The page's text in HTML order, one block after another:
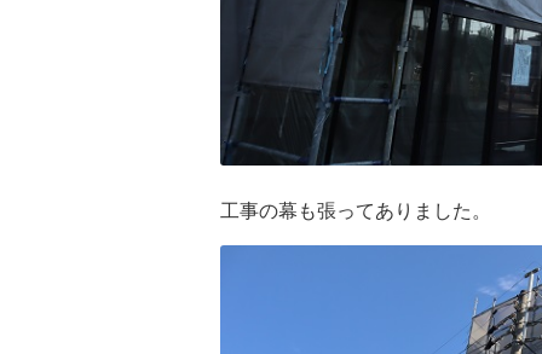
工事の幕も張ってありました。